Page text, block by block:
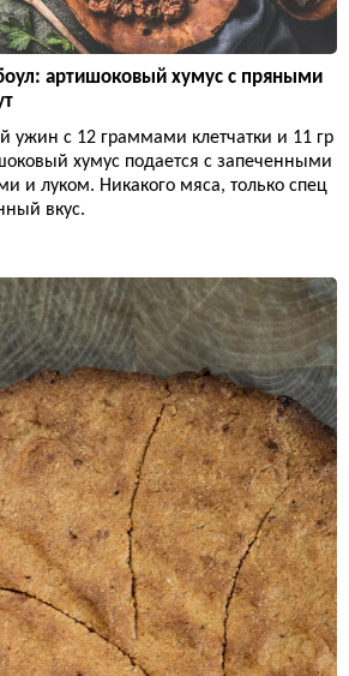
артишоковый хумус с пряными
ужин с 12 граммами клетчатки и 11 гр
хумус подается с запеченными
и луком. Никакого мяса, только спец
вкус.